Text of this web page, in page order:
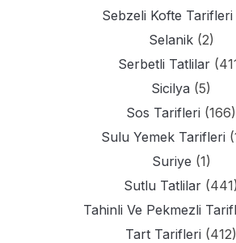
Sebzeli Kofte Tarifleri
Selanik(2)
Serbetli Tatlilar
Sicilya (5)
Sos Tarifleri (166)
Sulu Yemek Tarifleri
Suriye (1)
Sutlu Tatlilar (441)
Tahinli Ve Pekmezli
Tart Tarifleri (412)